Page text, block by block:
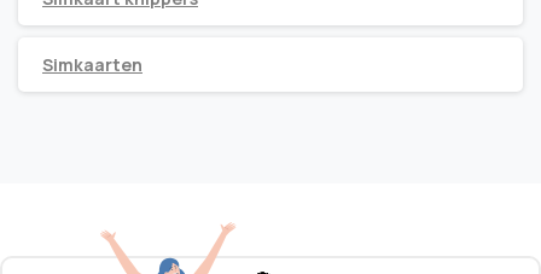
Simkaarten